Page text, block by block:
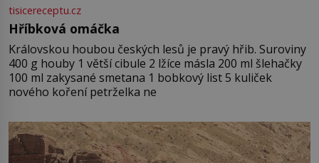
tisicereceptu.cz
Hříbková omáčka
Královskou houbou českých lesů je pravý hřib. Suroviny
400 g houby 1 větší cibule 2 lžíce másla 200 ml šlehačky
100 ml zakysané smetana 1 bobkový list 5 kuliček
nového koření petrželka ne